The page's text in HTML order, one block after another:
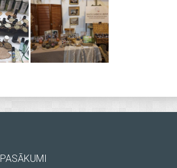
PASĀKUMI